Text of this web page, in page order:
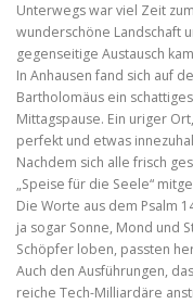
Unterwegs war viel Zeit
wunderschöne Landschaft
gegenseitige Austausch
In Anhausen fand sich auf
Bartholomäus ein
Mittagspause. Ein uriger
perfekt und etwas
Nachdem sich alle frisch
„Speise für die Seele“
Die Worte aus dem Psalm
ja sogar Sonne, Mond und
Schöpfer loben, passten
Auch den Ausführungen,
reiche Tech-Milliardäre